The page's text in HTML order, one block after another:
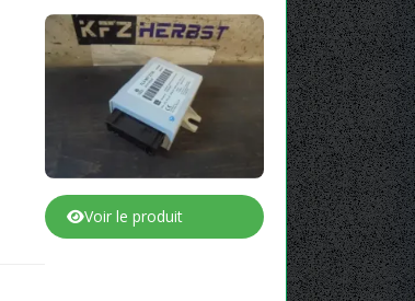
Voir le produit